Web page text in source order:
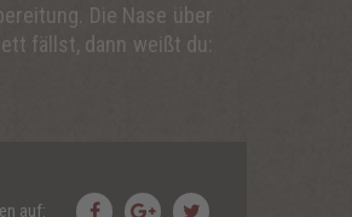
Die Nase über
fällst, dann weißt du:
auf: